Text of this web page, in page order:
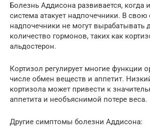
Болезнь Аддисона развивается, когда
система атакует надпочечники. В свою
надпочечники не могут вырабатывать
количество гормонов, таких как
альдостерон.
Кортизол регулирует многие функции
числе обмен веществ и аппетит.
кортизола может привести к
аппетита и необъяснимой потере веса.
Другие симптомы болезни Аддисона: